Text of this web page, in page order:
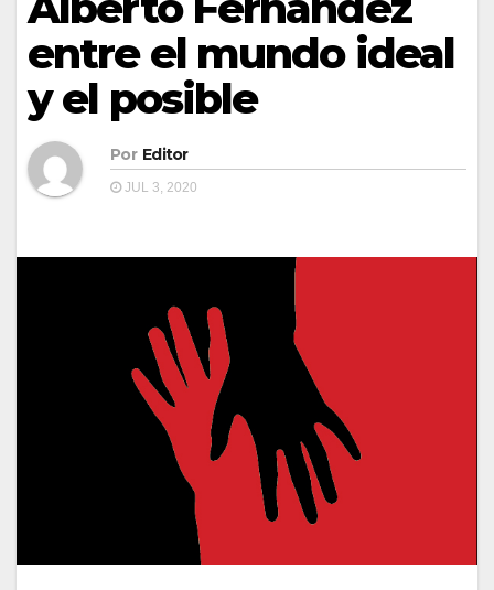
entre el mundo ideal
y el posible
Por Editor
JUL 3, 2020